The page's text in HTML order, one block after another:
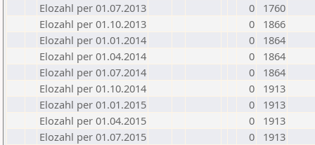
Elozahl per 01.07.2013
0
1760
Elozahl per 01.10.2013
0
1866
Elozahl per 01.01.2014
0
1864
Elozahl per 01.04.2014
0
1864
Elozahl per 01.07.2014
0
1864
Elozahl per 01.10.2014
0
1913
Elozahl per 01.01.2015
0
1913
Elozahl per 01.04.2015
0
1913
Elozahl per 01.07.2015
0
1913